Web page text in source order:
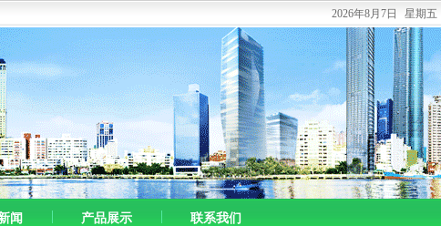
2026年8月7日 星期五
闻 产品展示 联系我们